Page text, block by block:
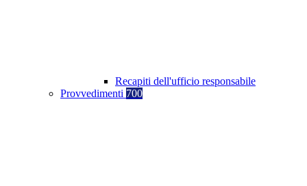
Recapiti dell'ufficio responsabile
Provvedimenti 700